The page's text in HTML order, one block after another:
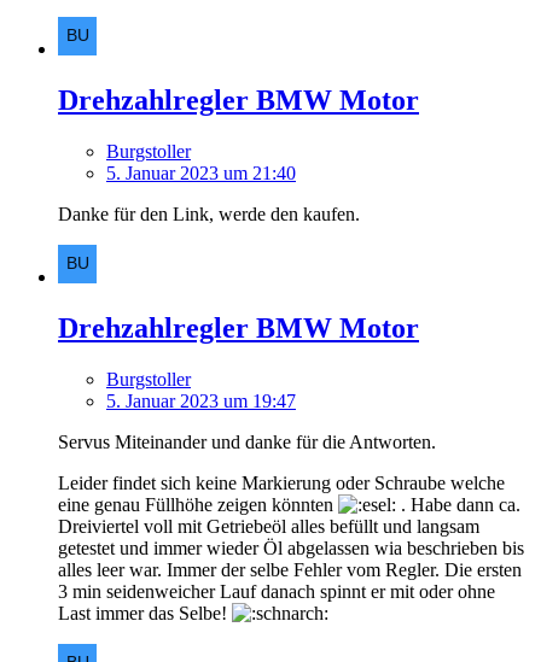
Drehzahlregler BMW Motor
Burgstoller
5. Januar 2023 um 21:40
Danke für den Link, werde den kaufen.
Drehzahlregler BMW Motor
Burgstoller
5. Januar 2023 um 19:47
Servus Miteinander und danke für die Antworten.
Leider findet sich keine Markierung oder Schraube welche
eine genau Füllhöhe zeigen könnten
. Habe dann ca.
Dreiviertel voll mit Getriebeöl alles befüllt und langsam
getestet und immer wieder Öl abgelassen wia beschrieben bis
alles leer war. Immer der selbe Fehler vom Regler. Die ersten
3 min seidenweicher Lauf danach spinnt er mit oder ohne
Last immer das Selbe!